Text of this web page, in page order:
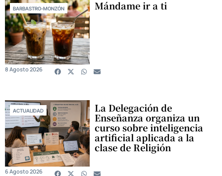
BARBASTRO-MONZÓN Mándame ir a ti
8 Agosto 2026
ACTUALIDAD La Delegación de
Enseñanza organiza un
curso sobre inteligencia
artificial aplicada a la
clase de Religión
6 Agosto 2026